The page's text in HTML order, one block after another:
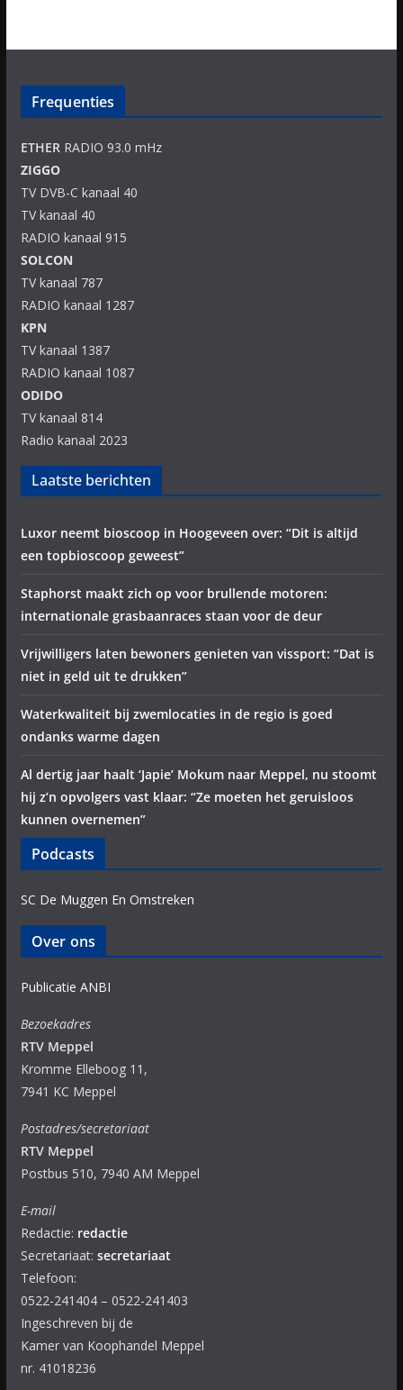
Frequenties
ETHERRADIO 93.0 mHz
ZIGGO
TV DVB-C kanaal 40
TV kanaal 40
RADIO kanaal 915
SOLCON
TV kanaal 787
RADIO kanaal 1287
KPN
TV kanaal 1387
RADIO kanaal 1087
ODIDO
TV kanaal 814
Radio kanaal 2023
Laatste berichten
Luxor neemt bioscoop in Hoogeveen over: “Dit is altijd
een topbioscoop geweest”
Staphorst maakt zich op voor brullende motoren:
internationale grasbaanraces staan voor de deur
Vrijwilligers laten bewoners genieten van vissport: “Dat is
niet in geld uit te drukken”
Waterkwaliteit bij zwemlocaties in de regio is goed
ondanks warme dagen
Al dertig jaar haalt ‘Japie’ Mokum naar Meppel, nu stoomt
hij z’n opvolgers vast klaar: “Ze moeten het geruisloos
kunnen overnemen”
Podcasts
SC De Muggen En Omstreken
Over ons
Publicatie ANBI
Bezoekadres
RTV Meppel
Kromme Elleboog 11,
7941 KC Meppel
Postadres/secretariaat
RTV Meppel
Postbus 510, 7940 AM Meppel
E-mail
Redactie: redactie
Secretariaat: secretariaat
Telefoon:
0522-241404 – 0522-241403
Ingeschreven bij de
Kamer van Koophandel Meppel
nr. 41018236